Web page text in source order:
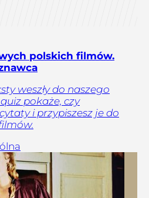
polskich filmów.
weszły do naszego
pokaże, czy
i przypiszesz je do